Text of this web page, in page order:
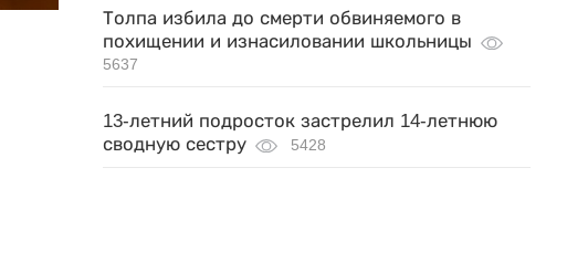
Толпа избила до смерти обвиняемого в
похищении и изнасиловании школьницы
5637
13-летний подросток застрелил 14-летнюю
сводную сестру
5428